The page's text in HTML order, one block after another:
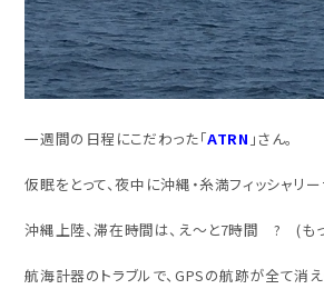
一週間の日程にこだわった「ATRN 」さん。
仮眠をとって、夜中に沖縄・糸満フィッシャリ
沖縄上陸、滞在時間は、え～と7時間 ? (も
航海計器のトラブルで、GPSの航跡が全て消